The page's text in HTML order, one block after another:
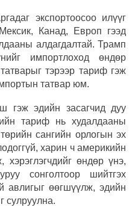
экспортоосоо илүүг
Канад, Европ гээд
алдагдалтай. Трамп
импортлоход өндөр
тэрээр тариф гэж
татвар юм.
гэж эдийн засагчид дуу
тариф нь худалдааны
сангийн орлогын эх
харин ч америкийн
хэрэглэгчдийг өндөр үнэ,
сонголтоор шийтгэх
авлигыг өөгшүүлж, эдийн
сулруулна.